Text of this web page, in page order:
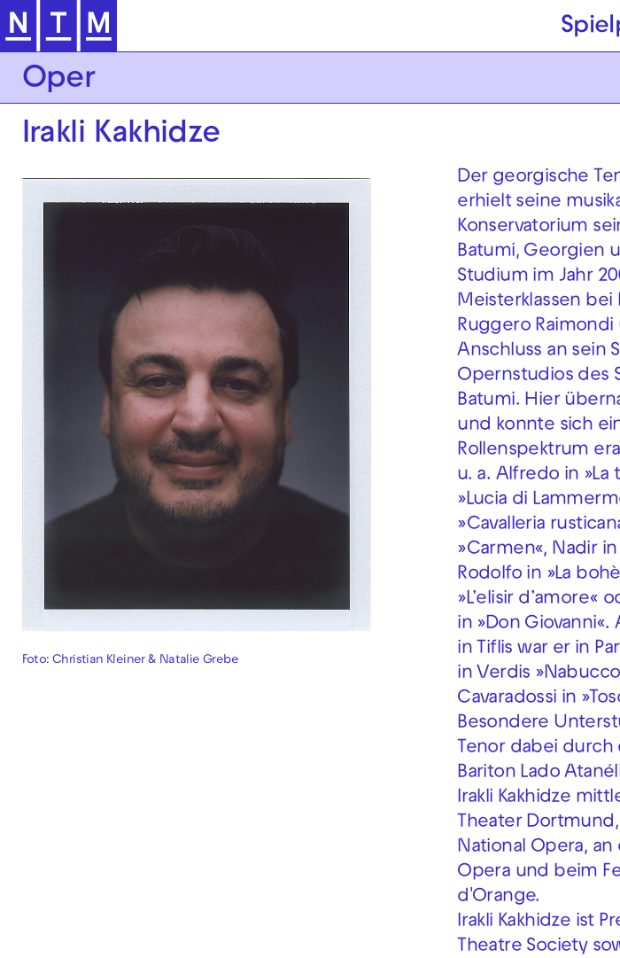
Zur Hauptnavigation springen Zum
Oper
Irakli Kakhidze
Foto: Christian Kleiner & Natalie Grebe
Der georgische
erhielt seine
Konservatorium
Batumi, Georgien
Studium im Jahr
Meisterklassen bei
Ruggero
Anschluss an sein
Opernstudios des
Batumi. Hier
und konnte sich
Rollenspektrum
u. a. Alfredo in »La
»Lucia di
»Cavalleria
»Carmen«, Nadir
Rodolfo in »La
»L’elisir d’amore«
in »Don Giovanni«.
in Tiflis war er in
in Verdis
Cavaradossi in
Besondere
Tenor dabei
Bariton Lado
Irakli Kakhidze
Theater
National Opera, an
Opera und beim
d'Orange.
Irakli Kakhidze ist
Theatre Society